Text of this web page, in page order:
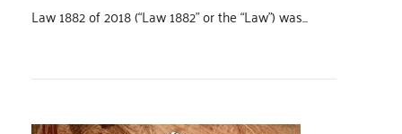
Law 1882 of 2018 (“Law 1882” or the “Law”) was...